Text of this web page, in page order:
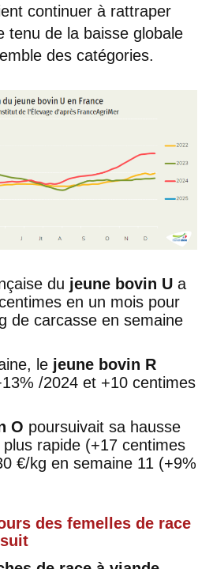
continuer à rattraper
tenu de la baisse globale
des catégories.
du jeune bovin U a
en un mois pour
de carcasse en semaine
le jeune bovin R
/2024 et +10 centimes
O poursuivait sa hausse
rapide (+17 centimes
€/kg en semaine 11 (+9%
des femelles de race